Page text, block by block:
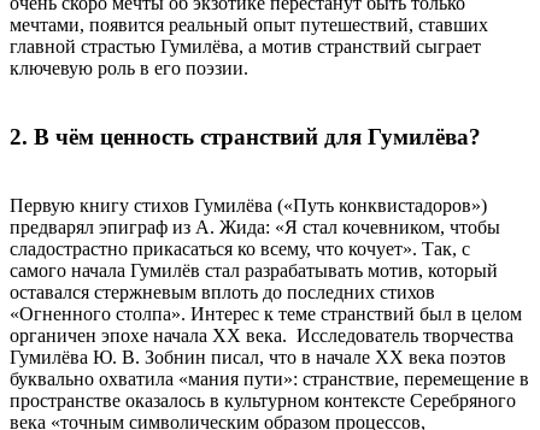
мечтами, появится реальный опыт путешествий, ставших
главной страстью Гумилёва, а мотив странствий сыграет
ключевую роль в его поэзии.
2. В чём ценность странствий для Гумилёва?
Первую книгу стихов Гумилёва («Путь конквистадоров»)
предварял эпиграф из А. Жида: «Я стал кочевником, чтобы
сладострастно прикасаться ко всему, что кочует». Так, с
самого начала Гумилёв стал разрабатывать мотив, который
оставался стержневым вплоть до последних стихов
«Огненного столпа». Интерес к теме странствий был в целом
органичен эпохе начала ХХ века. Исследователь творчества
Гумилёва Ю. В. Зобнин писал, что в начале XX века поэтов
буквально охватила «мания пути»: странствие, перемещение в
пространстве оказалось в культурном контексте Серебряного
века «точным символическим образом процессов,